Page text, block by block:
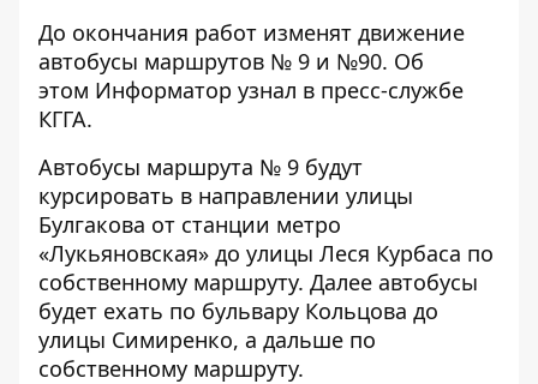
До окончания работ изменят движение
автобусы маршрутов № 9 и №90. Об
этом Информатор узнал в пресс-службе
КГГА.
Автобусы маршрута № 9 будут
курсировать в направлении улицы
Булгакова от станции метро
«Лукьяновская» до улицы Леся Курбаса по
собственному маршруту. Далее автобусы
будет ехать по бульвару Кольцова до
улицы Симиренко, а дальше по
собственному маршруту.